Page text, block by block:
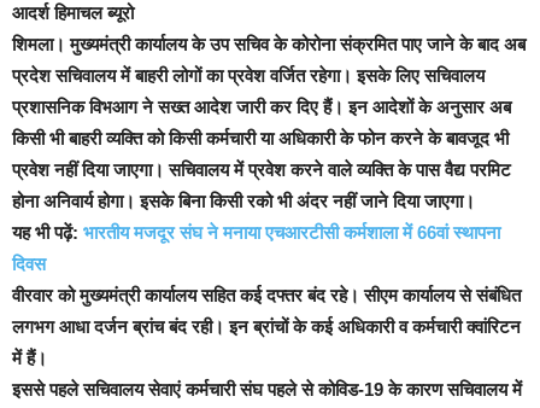
आदर्श हिमाचल ब्यूरो
शिमला। मुख्यमंत्री कार्यालय के उप सचिव के कोरोना संक्रमित पाए जाने के बाद अब
प्रदेश सचिवालय में बाहरी लोगों का प्रवेश वर्जित रहेगा। इसके लिए सचिवालय
प्रशासनिक विभआग ने सख्त आदेश जारी कर दिए हैं। इन आदेशों के अनुसार अब
किसी भी बाहरी व्यक्ति को किसी कर्मचारी या अधिकारी के फोन करने के बावजूद भी
प्रवेश नहीं दिया जाएगा। सचिवालय में प्रवेश करने वाले व्यक्ति के पास वैद्य परमिट
होना अनिवार्य होगा। इसके बिना किसी रको भी अंदर नहीं जाने दिया जाएगा।
यह भी पढ़ें: भारतीय मजदूर संघ ने मनाया एचआरटीसी कर्मशाला में 66वां स्थापना
दिवस
वीरवार को मुख्यमंत्री कार्यालय सहित कई दफ्तर बंद रहे। सीएम कार्यालय से संबंधित
लगभग आधा दर्जन ब्रांच बंद रही। इन ब्रांचों के कई अधिकारी व कर्मचारी क्वांरिटन
में हैं।
इससे पहले सचिवालय सेवाएं कर्मचारी संघ पहले से कोविड-19 के कारण सचिवालय में